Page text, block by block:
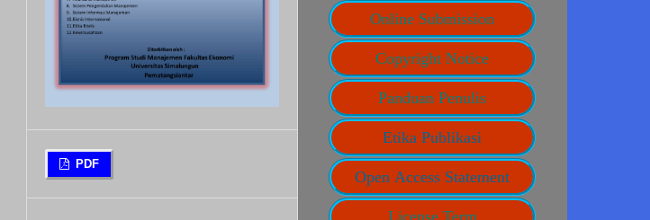
PDF
Online Submission
Copyright Notice
Panduan Penulis
Etika Publikasi
Open Access Statement